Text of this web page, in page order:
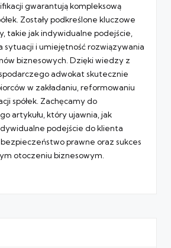
gwarantują kompleksową
Zostały podkreślone kluczowe
takie jak indywidualne podejście,
sytuacji i umiejętność rozwiązywania
biznesowych. Dzięki wiedzy z
adwokat skutecznie
w zakładaniu, reformowaniu
spółek. Zachęcamy do
artykułu, który ujawnia, jak
podejście do klienta
bezpieczeństwo prawne oraz sukces
otoczeniu biznesowym.